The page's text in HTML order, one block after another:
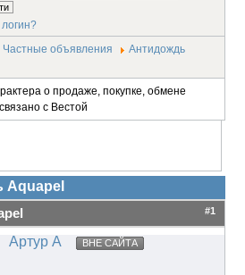
Частные объявления
Антидождь
о продаже, покупке, обмене
с Вестой
#1
Артур А ВНЕ САЙТА